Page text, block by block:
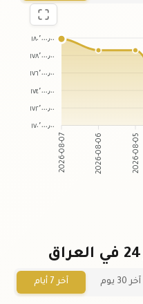
١٨٠٬٠٠٠٫٠٠
١٧٨٬٠٠٠٫٠٠
١٧٦٬٠٠٠٫٠٠
١٧٤٬٠٠٠٫٠٠
١٧٢٬٠٠٠٫٠٠
١٧٠٬٠٠٠٫٠٠
2026-08-07 2026-08-06 2026-08-05
آخر 30 يوم آخر 7 أيام